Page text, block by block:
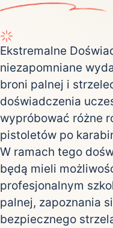
Ekstremalne
niezapomniane
broni palnej i
doświadczenia
wypróbować różne
pistoletów po
W ramach tego
będą mieli
profesjonalnym
palnej, zapoznania
bezpiecznego